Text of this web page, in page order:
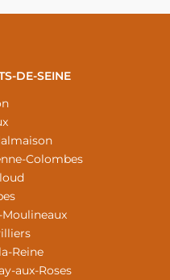
DE-SEINE
Colombes
Reine
aux-Roses